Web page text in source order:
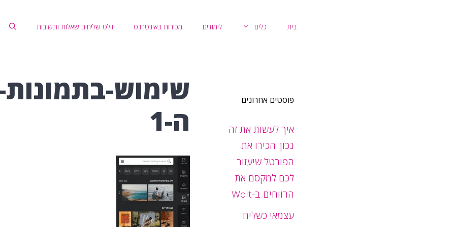
בית כלים לימודים מכירות באינטרנט וולט שליחים שאלות ותשובות
שימוש-
ה-1
פוסטים אחרונים
איך לעשות את זה
נכון: הכירו את
הפורטל שיעזור
לכם למקסם את
הרווחים ב-Wolt
עצמאי כשליח: